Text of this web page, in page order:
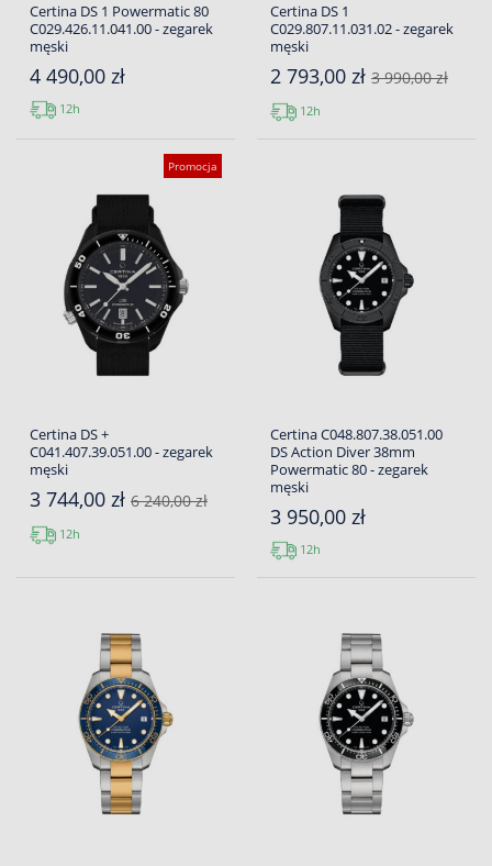
Certina DS 1 Powermatic 80
C029.426.11.041.00 - zegarek
męski
4 490,00 zł
12h
Certina DS 1
C029.807.11.031.02 - zegarek
męski
2 793,00 zł 3 990,00 zł
12h
Promocja
Certina DS +
C041.407.39.051.00 - zegarek
męski
3 744,00 zł 6 240,00 zł
12h
Certina C048.807.38.051.00
DS Action Diver 38mm
Powermatic 80 - zegarek
męski
3 950,00 zł
12h